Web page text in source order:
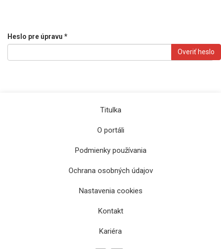
Heslo pre úpravu *
Overiť heslo
Titulka
O portáli
Podmienky používania
Ochrana osobných údajov
Nastavenia cookies
Kontakt
Kariéra